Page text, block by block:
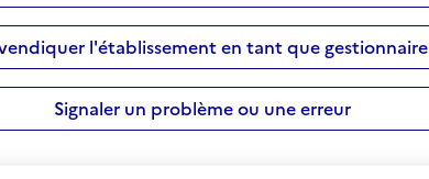
l'établissement en tant que gestionnaire
Signaler un problème ou une erreur